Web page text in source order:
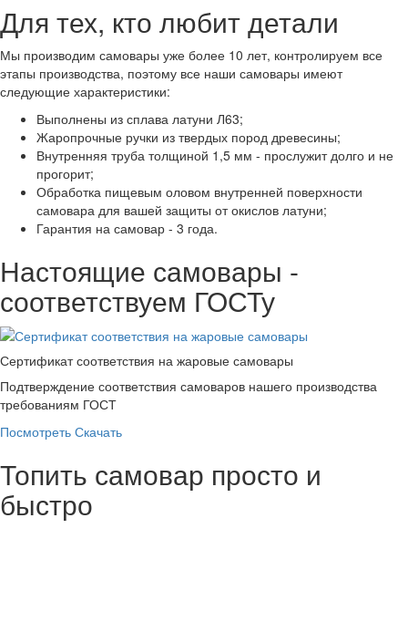
Для тех, кто любит детали
Мы производим самовары уже более 10 лет, контролируем все
этапы производства, поэтому все наши самовары имеют
следующие характеристики:
Выполнены из сплава латуни Л63;
Жаропрочные ручки из твердых пород древесины;
Внутренняя труба толщиной 1,5 мм - прослужит долго и не
прогорит;
Обработка пищевым оловом внутренней поверхности
самовара для вашей защиты от окислов латуни;
Гарантия на самовар - 3 года.
Настоящие самовары -
соответствуем ГОСТу
Сертификат соответствия на жаровые самовары
Подтверждение соответствия самоваров нашего производства
требованиям ГОСТ
Посмотреть Скачать
Топить самовар просто и
быстро